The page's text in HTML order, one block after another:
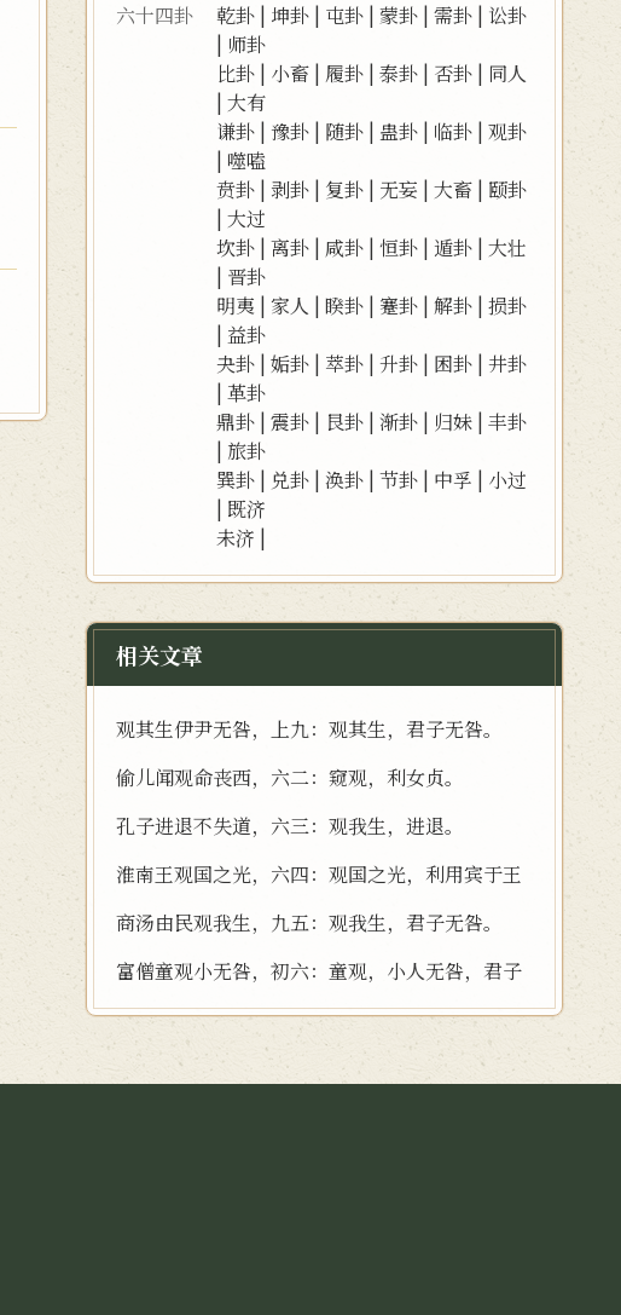
六十四卦
乾卦 | 坤卦 | 屯卦 |蒙卦 |需卦 | 讼卦
| 师卦
比卦 | 小畜 | 履卦 |泰卦 | 否卦 | 同人
|大有
谦卦 |豫卦 | 随卦 | 蛊卦 | 临卦 |观卦
| 噬嗑
贲卦 | 剥卦 | 复卦 | 无妄 |大畜 | 颐卦
|大过
坎卦 |离卦 | 咸卦 |恒卦 |遁卦 |大壮
| 晋卦
明夷 |家人 |睽卦 | 蹇卦 |解卦 |损卦
| 益卦
夬卦 |姤卦 | 萃卦 |升卦 | 困卦 |井卦
|革卦
鼎卦 |震卦 | 艮卦 |渐卦 | 归妹 |丰卦
| 旅卦
巽卦 | 兑卦 |涣卦 |节卦 | 中孚 | 小过
| 既济
未济 |
相关文章
观其生伊尹无咎，上九：观其生，君子无咎。
偷儿闻观命丧西，六二：窥观，利女贞。
孔子进退不失道，六三：观我生，进退。
淮南王观国之光，六四：观国之光，利用宾于王
商汤由民观我生，九五：观我生，君子无咎。
富僧童观小无咎，初六：童观，小人无咎，君子